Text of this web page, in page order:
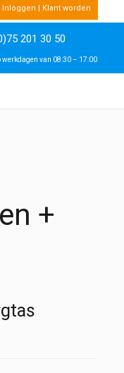
Inloggen | Klant worden
201 30 50
werkdagen van 08:30 – 17:00
+